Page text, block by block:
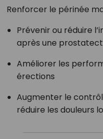
Renforcer le périnée
Prévenir ou réduire
après une
Améliorer les
érections
Augmenter le
réduire les douleurs